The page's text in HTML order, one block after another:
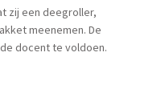
zij een deegroller,
meenemen. De
docent te voldoen.